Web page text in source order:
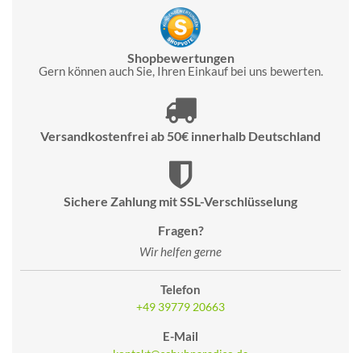
Shopbewertungen
Gern können auch Sie, Ihren Einkauf bei uns bewerten.
Versandkostenfrei ab 50€ innerhalb Deutschland
Sichere Zahlung mit SSL-Verschlüsselung
Fragen?
Wir helfen gerne
Telefon
+49 39779 20663
E-Mail